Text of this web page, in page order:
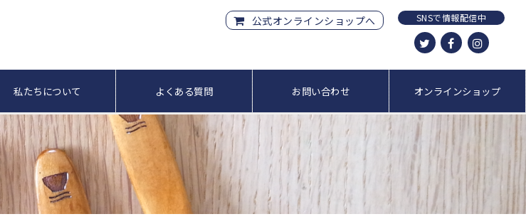
公式オンラインショップへ SNSで情報配信中
私たちについて よくある質問 お問い合わせ オンラインショップ